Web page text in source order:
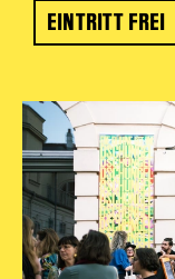
EINTRITT FREI